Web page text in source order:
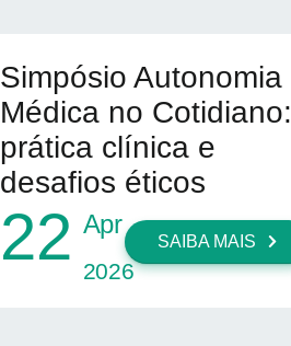
Simpósio Autonomia
Médica no Cotidiano:
prática clínica e
desafios éticos
22 Apr
2026
SAIBA MAIS